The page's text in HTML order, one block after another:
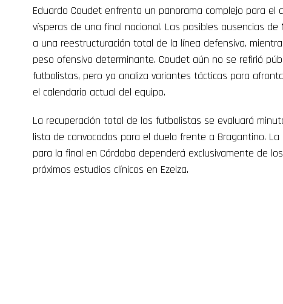
Eduardo Coudet enfrenta un panorama complejo para el
vísperas de una final nacional. Las posibles ausencias de
a una reestructuración total de la línea defensiva,
peso ofensivo determinante. Coudet aún no se refirió
futbolistas, pero ya analiza variantes tácticas para
el calendario actual del equipo.
La recuperación total de los futbolistas se evaluará
lista de convocados para el duelo frente a Bragantino.
para la final en Córdoba dependerá exclusivamente de
próximos estudios clínicos en Ezeiza.